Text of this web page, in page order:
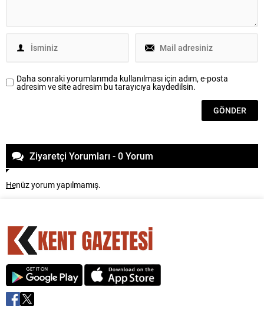
Daha sonraki yorumlarımda kullanılması için adım, e-posta
adresim ve site adresim bu tarayıcıya kaydedilsin.
Ziyaretçi Yorumları - 0 Yorum
Henüz yorum yapılmamış.